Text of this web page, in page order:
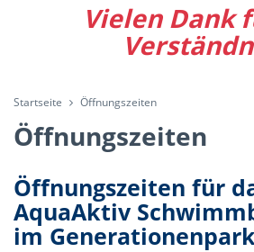
Vielen Dank
Startseite Öffnungszeiten
Öffnungszeiten
Öffnungszeiten für
AquaAktiv
im